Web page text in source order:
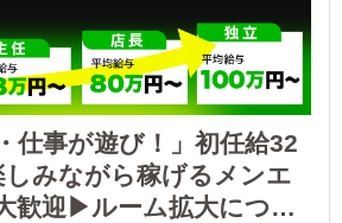
仕事が遊び！」初任給32
しみながら稼げるメンエ
歓迎▶ルーム拡大につき